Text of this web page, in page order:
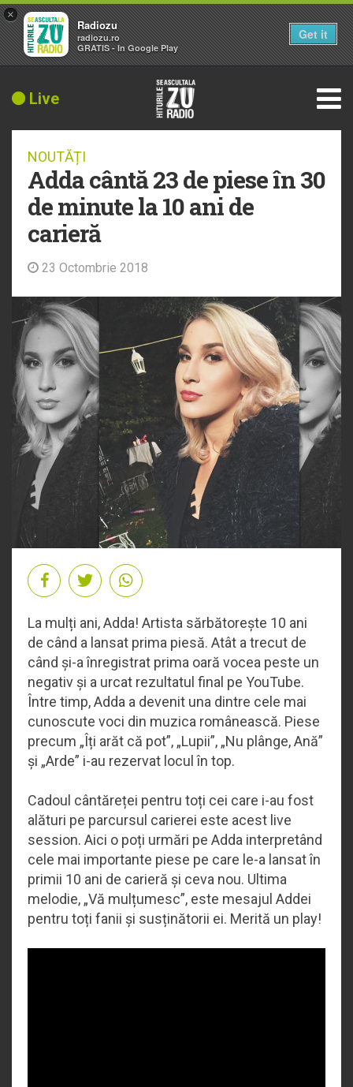
Live
NOUTĂȚI
Adda cântă 23 de piese în 30
de minute la 10 ani de
carieră
23 Octombrie 2018
La mulți ani, Adda! Artista sărbătorește 10 ani
de când a lansat prima piesă. Atât a trecut de
când și-a înregistrat prima oară vocea peste un
negativ și a urcat rezultatul final pe YouTube.
Între timp, Adda a devenit una dintre cele mai
cunoscute voci din muzica românească. Piese
precum „Îți arăt că pot”, „Lupii”, „Nu plânge, Ană”
și „Arde” i-au rezervat locul în top.
Cadoul cântăreței pentru toți cei care i-au fost
alături pe parcursul carierei este acest live
session. Aici o poți urmări pe Adda interpretând
cele mai importante piese pe care le-a lansat în
primii 10 ani de carieră și ceva nou. Ultima
melodie, „Vă mulțumesc”, este mesajul Addei
pentru toți fanii și susținătorii ei. Merită un play!
×
Radiozu
radiozu.ro
GRATIS - In Google Play
Get it